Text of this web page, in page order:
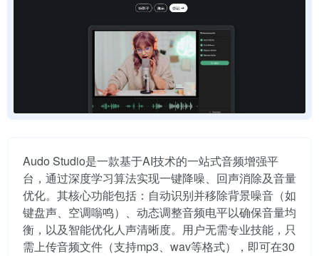
Audo Studio是一款基于AI技术的一站式音频增强平
台，通过深度学习算法实现一键降噪、回声消除及音量
优化。其核心功能包括：自动识别并移除背景噪音（如
键盘声、空调嗡鸣）、动态调整音频电平以确保音量均
衡，以及智能优化人声清晰度。用户无需专业技能，只
需上传音频文件（支持mp3、wav等格式），即可在30